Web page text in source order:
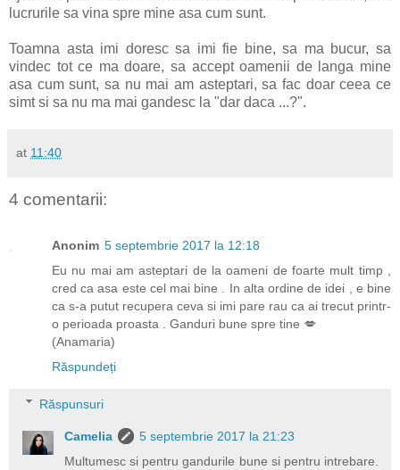
lucrurile sa vina spre mine asa cum sunt.
Toamna asta imi doresc sa imi fie bine, sa ma bucur, sa
vindec tot ce ma doare, sa accept oamenii de langa mine
asa cum sunt, sa nu mai am asteptari, sa fac doar ceea ce
simt si sa nu ma mai gandesc la "dar daca ...?".
at 11:40
4 comentarii:
Anonim 5 septembrie 2017 la 12:18
Eu nu mai am asteptari de la oameni de foarte mult timp ,
cred ca asa este cel mai bine . In alta ordine de idei , e bine
ca s-a putut recupera ceva si imi pare rau ca ai trecut printr-
o perioada proasta . Ganduri bune spre tine 💋
(Anamaria)
Răspundeți
Răspunsuri
Camelia
5 septembrie 2017 la 21:23
Multumesc si pentru gandurile bune si pentru intrebare.